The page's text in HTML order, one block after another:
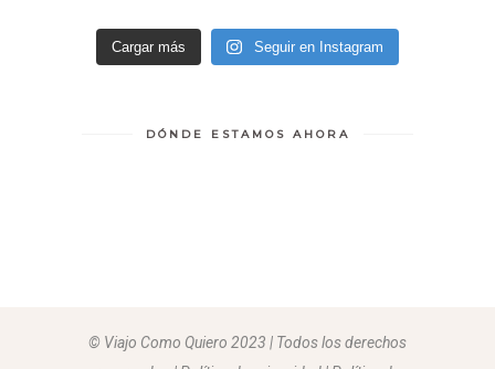
Cargar más Seguir en Instagram
DÓNDE ESTAMOS AHORA
© Viajo Como Quiero 2023 | Todos los derechos